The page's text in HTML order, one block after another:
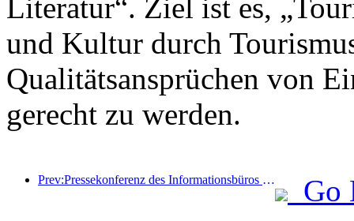
Literatur“. Ziel ist es,
und Kultur durch
Qualitätsansprüchen von
gerecht zu werden.
Prev:Pressekonferenz des Informationsbüros des Staatsrats: Derzeit gibt es in meinem Land 28 Grenzhäfen, die selbstfahrende Tourismusdienste anbieten können Go